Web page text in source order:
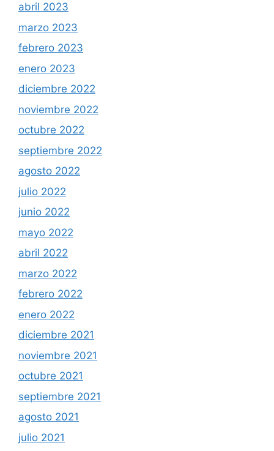
abril 2023
marzo 2023
febrero 2023
enero 2023
diciembre 2022
noviembre 2022
octubre 2022
septiembre 2022
agosto 2022
julio 2022
junio 2022
mayo 2022
abril 2022
marzo 2022
febrero 2022
enero 2022
diciembre 2021
noviembre 2021
octubre 2021
septiembre 2021
agosto 2021
julio 2021